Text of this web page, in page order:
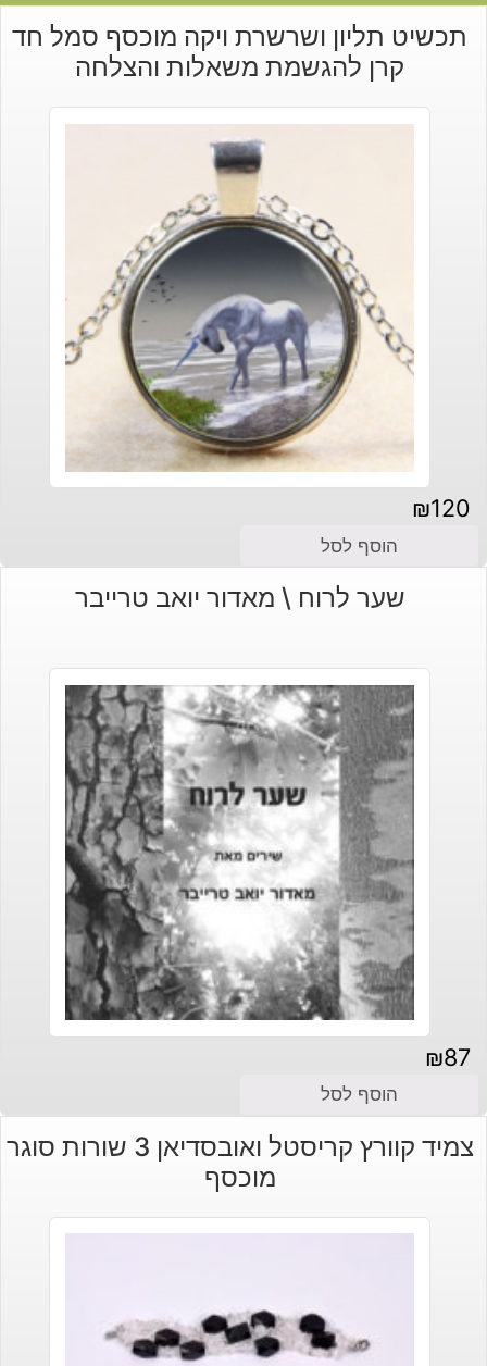
תכשיט תליון ושרשרת ויקה מוכסף סמל חד
קרן להגשמת משאלות והצלחה
₪120
הוסף לסל
שער לרוח \ מאדור יואב טרייבר
₪87
הוסף לסל
צמיד קוורץ קריסטל ואובסדיאן 3 שורות סוגר
מוכסף